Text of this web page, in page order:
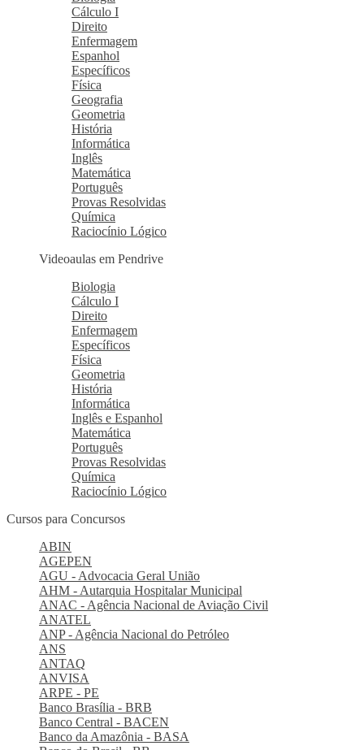
Cálculo I
Direito
Enfermagem
Espanhol
Específicos
Física
Geografia
Geometria
História
Informática
Inglês
Matemática
Português
Provas Resolvidas
Química
Raciocínio Lógico
Videoaulas em Pendrive
Biologia
Cálculo I
Direito
Enfermagem
Específicos
Física
Geometria
História
Informática
Inglês e Espanhol
Matemática
Português
Provas Resolvidas
Química
Raciocínio Lógico
Cursos para Concursos
ABIN
AGEPEN
AGU - Advocacia Geral União
AHM - Autarquia Hospitalar Municipal
ANAC - Agência Nacional de Aviação Civil
ANATEL
ANP - Agência Nacional do Petróleo
ANS
ANTAQ
ANVISA
ARPE - PE
Banco Brasília - BRB
Banco Central - BACEN
Banco da Amazônia - BASA